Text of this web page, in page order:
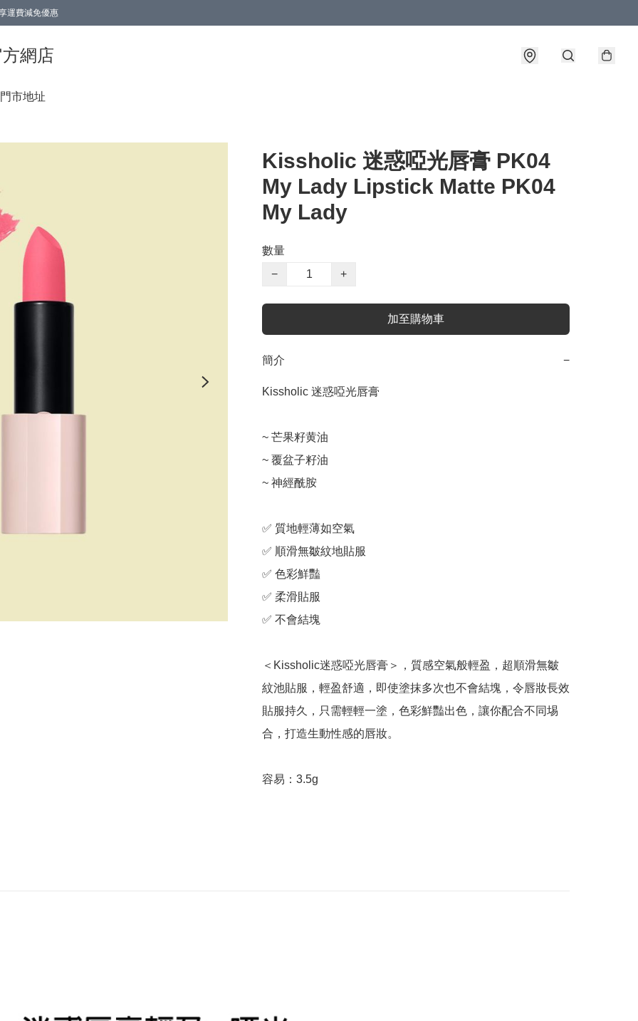
運費減免優惠
網店
門市地址
Kissholic 迷惑啞光唇膏 PK04
My Lady Lipstick Matte PK04
My Lady
數量
−
+
加至購物車
簡介 −
Kissholic 迷惑啞光唇膏
~ 芒果籽黄油
~ 覆盆子籽油
~ 神經酰胺
✅ 質地輕薄如空氣
✅ 順滑無皺紋地貼服
✅ 色彩鮮豔
✅ 柔滑貼服
✅ 不會結塊
＜Kissholic迷惑啞光唇膏＞，質感空氣般輕盈，超順滑無皺
紋池貼服，輕盈舒適，即使塗抹多次也不會結塊，令唇妝長效
貼服持久，只需輕輕一塗，色彩鮮豔出色，讓你配合不同埸
合，打造生動性感的唇妝。
容易：3.5g